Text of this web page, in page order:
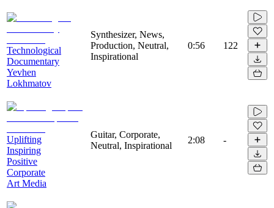
Technological
Documentary
Yevhen
Lokhmatov
Synthesizer, News,
Production, Neutral,
Inspirational
0:56 122
Uplifting
Inspiring
Positive
Corporate
Art Media
Guitar, Corporate,
Neutral, Inspirational
2:08 -